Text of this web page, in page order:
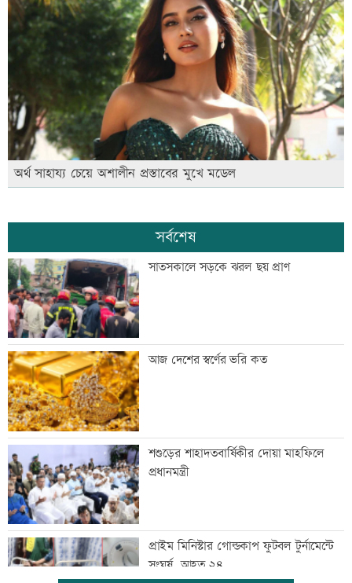
অর্থ সাহায্য চেয়ে অশালীন প্রস্তাবের মুখে মডেল
সর্বশেষ
সাতসকালে সড়কে ঝরল ছয় প্রাণ
আজ দেশের স্বর্ণের ভরি কত
শশুড়ের শাহাদতবার্ষিকীর দোয়া মাহফিলে
প্রধানমন্ত্রী
প্রাইম মিনিস্টার গোল্ডকাপ ফুটবল টুর্নামেন্টে
সংঘর্ষ, আহত ২৪